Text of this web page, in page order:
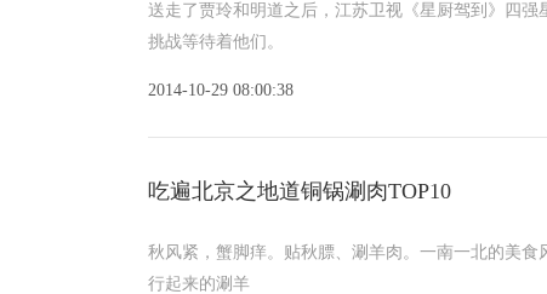
送走了贾玲和明道之后，江苏卫视《星厨驾到》四
挑战等待着他们。
2014-10-29 08:00:38
吃遍北京之地道铜锅涮肉TOP10
秋风紧，蟹脚痒。贴秋膘、涮羊肉。一南一北的美
行起来的涮羊